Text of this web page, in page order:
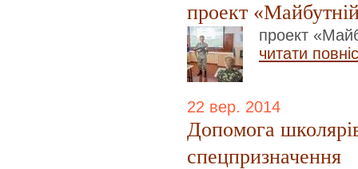
проект
проект
читати
22 вер. 2014
Допомога
спецпризначення